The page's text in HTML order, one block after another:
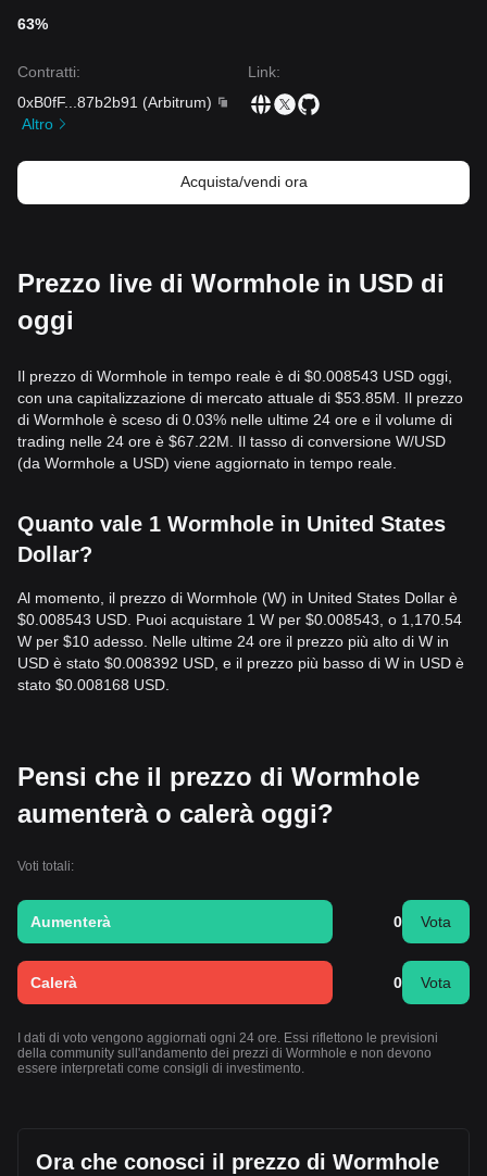
63%
Contratti:
0xB0fF... 87b2b91 (Arbitrum)
Altro
Link:
Acquista/vendi ora
Prezzo live di Wormhole in USD di
oggi
Il prezzo di Wormhole in tempo reale è di $0.008543 USD oggi,
con una capitalizzazione di mercato attuale di $53.85M. Il prezzo
di Wormhole è sceso di 0.03% nelle ultime 24 ore e il volume di
trading nelle 24 ore è $67.22M. Il tasso di conversione W/USD
(da Wormhole a USD) viene aggiornato in tempo reale.
Quanto vale 1 Wormhole in United States
Dollar?
Al momento, il prezzo di Wormhole (W) in United States Dollar è
$0.008543 USD. Puoi acquistare 1 W per $0.008543, o 1,170.54
W per $10 adesso. Nelle ultime 24 ore il prezzo più alto di W in
USD è stato $0.008392 USD, e il prezzo più basso di W in USD è
stato $0.008168 USD.
Pensi che il prezzo di Wormhole
aumenterà o calerà oggi?
Voti totali:
Aumenterà 0 Vota
Calerà 0 Vota
I dati di voto vengono aggiornati ogni 24 ore. Essi riflettono le previsioni
della community sull'andamento dei prezzi di Wormhole e non devono
essere interpretati come consigli di investimento.
Ora che conosci il prezzo di Wormhole